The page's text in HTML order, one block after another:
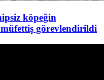
köpeğin
müfettiş görevlendirildi